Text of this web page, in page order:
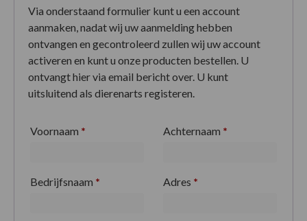
Via onderstaand formulier kunt u een account
aanmaken, nadat wij uw aanmelding hebben
ontvangen en gecontroleerd zullen wij uw account
activeren en kunt u onze producten bestellen. U
ontvangt hier via email bericht over. U kunt
uitsluitend als dierenarts registeren.
Voornaam * Achternaam *
Bedrijfsnaam * Adres *